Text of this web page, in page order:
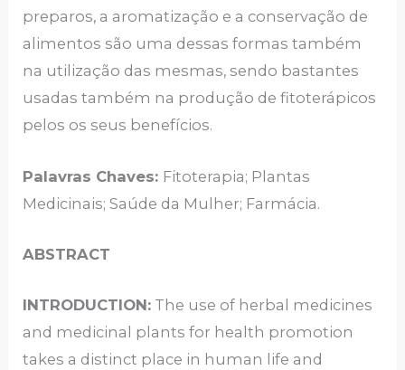
preparos, a aromatização e a conservação de
alimentos são uma dessas formas também
na utilização das mesmas, sendo bastantes
usadas também na produção de fitoterápicos
pelos os seus benefícios.
Palavras Chaves: Fitoterapia; Plantas
Medicinais; Saúde da Mulher; Farmácia.
ABSTRACT
INTRODUCTION: The use of herbal medicines
and medicinal plants for health promotion
takes a distinct place in human life and